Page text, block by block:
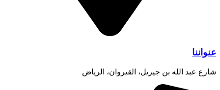
عنواننا
شارع عبد الله بن جيريل، القيروان، الرياض